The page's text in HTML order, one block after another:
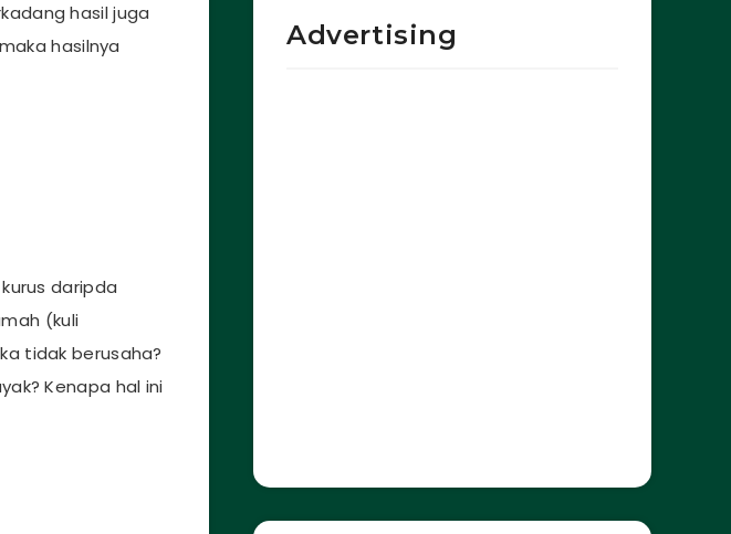
hasil juga
hasilnya
daripda
(kuli
tidak berusaha?
Kenapa hal ini
Advertising